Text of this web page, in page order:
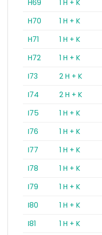
H69 1 H + K
H70
1 H + K
H71
1 H + K
H72
1 H + K
I73
2 H + K
I74
2 H + K
I75
1 H + K
I76
1 H + K
I77
1 H + K
I78
1 H + K
I79
1 H + K
I80
1 H + K
I81
1 H + K